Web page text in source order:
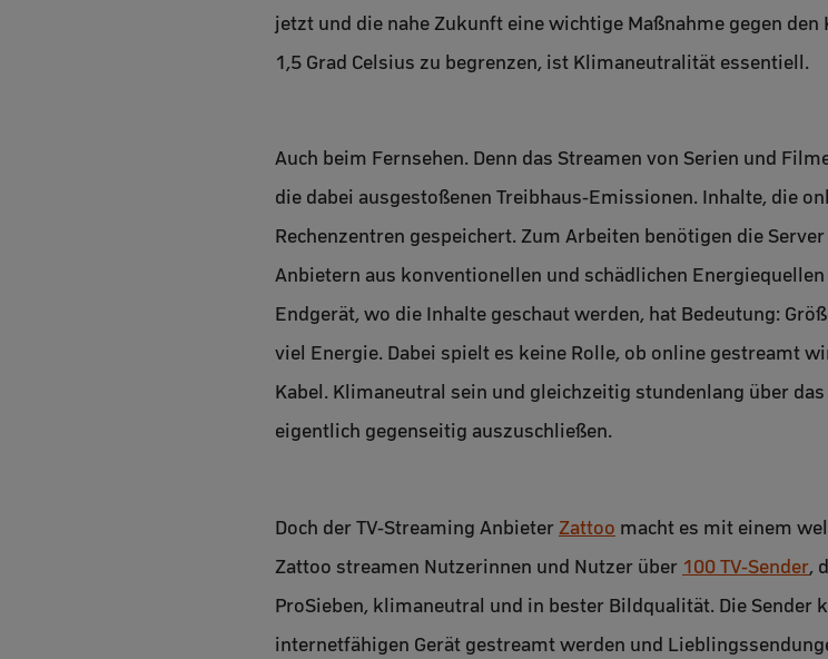
jetzt und die nahe Zukunft eine wichtige Maßnahme gegen
1,5 Grad Celsius zu begrenzen, ist Klimaneutralität essentiell.
Auch beim Fernsehen. Denn das Streamen von Serien und
die dabei ausgestoßenen Treibhaus-Emissionen. Inhalte, die
Rechenzentren gespeichert. Zum Arbeiten benötigen die
Anbietern aus konventionellen und schädlichen
Endgerät, wo die Inhalte geschaut werden, hat Bedeutung:
viel Energie. Dabei spielt es keine Rolle, ob online gestreamt
Kabel. Klimaneutral sein und gleichzeitig stundenlang über
eigentlich gegenseitig auszuschließen.
Doch der TV-Streaming Anbieter Zattoo macht es mit einem
Zattoo streamen Nutzerinnen und Nutzer über 100 TV-Sender,
ProSieben, klimaneutral und in bester Bildqualität. Die Sender
internetfähigen Gerät gestreamt werden und